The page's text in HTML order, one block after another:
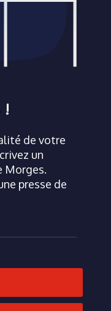
!
de votre
un
Morges.
presse de